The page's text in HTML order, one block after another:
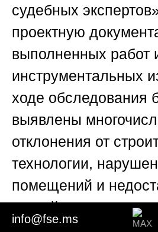
судебных
проектную
выполненных работ
инструментальных
ходе обследования
выявлены
отклонения от
технологии,
помещений и
устройстве
info@fse.ms